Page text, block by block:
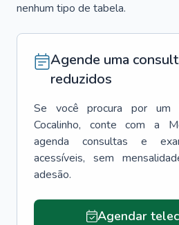
nenhum tipo de tabela.
Agende uma
reduzidos
Se você procura por um
Cocalinho, conte com a
agenda consultas e
acessíveis, sem
adesão.
Agendar